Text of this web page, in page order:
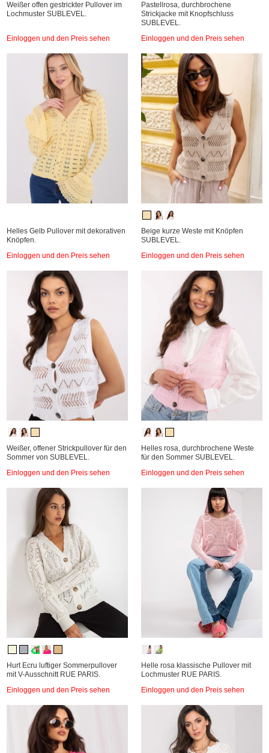
Weißer offen gestrickter Pullover im
Lochmuster SUBLEVEL.
Einloggen und den Preis sehen
Pastellrosa, durchbrochene
Strickjacke mit Knopfschluss
SUBLEVEL.
Einloggen und den Preis sehen
Helles Gelb Pullover mit dekorativen
Knöpfen.
Einloggen und den Preis sehen
Beige kurze Weste mit Knöpfen
SUBLEVEL.
Einloggen und den Preis sehen
Weißer, offener Strickpullover für den
Sommer von SUBLEVEL.
Einloggen und den Preis sehen
Helles rosa, durchbrochene Weste
für den Sommer SUBLEVEL.
Einloggen und den Preis sehen
Hurt Ecru luftiger Sommerpullover
mit V-Ausschnitt RUE PARIS.
Einloggen und den Preis sehen
Helle rosa klassische Pullover mit
Lochmuster RUE PARIS.
Einloggen und den Preis sehen